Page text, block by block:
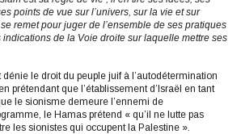
points de vue sur l’univers, sur la vie et sur
se remet pour juger de l’ensemble de ses pratiques
indications de la Voie droite sur laquelle mettre ses
le droit du peuple juif à l’autodétermination
prétendant que l’établissement d’Israël en tant
le sionisme demeure l’ennemi de
le Hamas prétend « qu’il ne lutte pas
les sionistes qui occupent la Palestine ».